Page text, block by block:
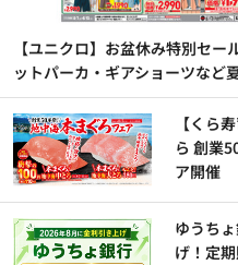
【ユニクロ】お盆休み特別セ
ットパーカ・ギアショーツなど
【くら
ら 創業
ア開催
ゆうち
げ！定